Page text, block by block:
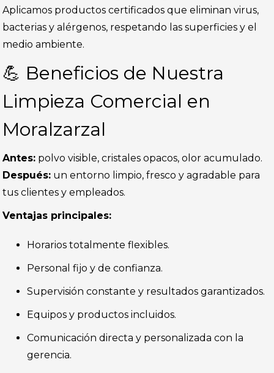
Aplicamos productos certificados que eliminan virus,
bacterias y alérgenos, respetando las superficies y el
medio ambiente.
💪 Beneficios de Nuestra
Limpieza Comercial en
Moralzarzal
Antes: polvo visible, cristales opacos, olor acumulado.
Después: un entorno limpio, fresco y agradable para
tus clientes y empleados.
Ventajas principales:
Horarios totalmente flexibles.
Personal fijo y de confianza.
Supervisión constante y resultados garantizados.
Equipos y productos incluidos.
Comunicación directa y personalizada con la
gerencia.